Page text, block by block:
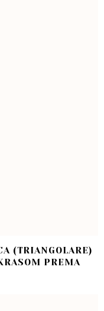
(TRIANGOLARE)
PREMA